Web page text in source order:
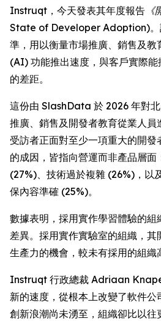
Instruqt，今天發表其年度報告
State of Developer Adoption)
準，用以衡量市場推廣、銷售及
(AI) 功能推出速度，與客戶實際
的差距。
這份由 SlashData 於 2026 年對
推廣、銷售及開發者教育從業人員
受訪者正面對至少一項重大的開發
的成因，皆指向營運而非產品層面
(27%)、技術過於複雜 (26%)，以
保內容準確 (25%)。
數據表明，採用實作學習體驗的
差異。採用實作實驗室的組織，
生產力的機會，較未有採用的組織
Instruqt 行政總裁 Adriaan
新的速度，從根本上改變了軟件
創新浪潮尚未湧至，組織卻比以往